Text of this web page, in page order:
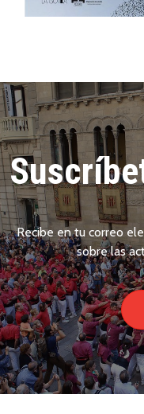
Recibe en tu correo
sobre las